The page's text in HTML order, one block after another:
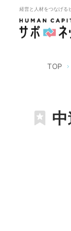
経営と人材をつなげる
TOP